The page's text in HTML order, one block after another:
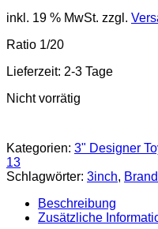
inkl. 19 % MwSt. zzgl.
Ratio 1/20
Lieferzeit: 2-3 Tage
Nicht vorrätig
Kategorien: 3" Designer
13
Schlagwörter: 3inch,
Beschreibung
Zusätzliche